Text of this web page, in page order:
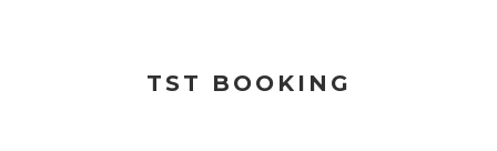
TST BOOKING